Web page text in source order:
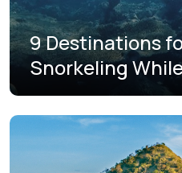
9 Destinations
Snorkeling
Beauty of